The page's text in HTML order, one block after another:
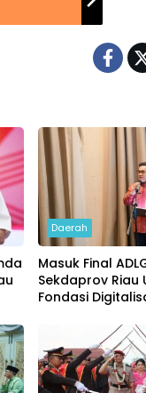
Daerah
Masuk Final
Sekdaprov Riau
Fondasi
Pemerintahan